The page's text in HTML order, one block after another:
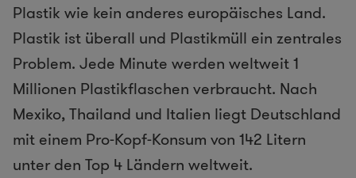
Plastik wie kein anderes europäisches Land.
Plastik ist überall und Plastikmüll ein zentrales
Problem. Jede Minute werden weltweit 1
Millionen Plastikflaschen verbraucht. Nach
Mexiko, Thailand und Italien liegt Deutschland
mit einem Pro-Kopf-Konsum von 142 Litern
unter den Top 4 Ländern weltweit.